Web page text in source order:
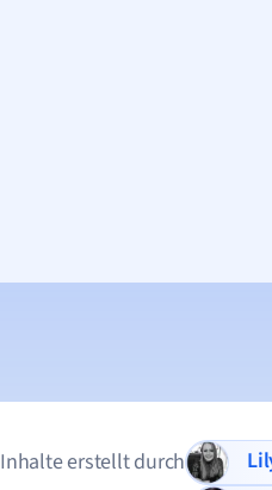
Inhalte erstellt durch